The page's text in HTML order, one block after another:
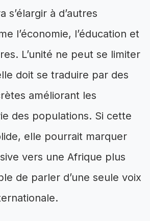
s’élargir à d’autres
l’économie, l’éducation et
L’unité ne peut se limiter
doit se traduire par des
améliorant les
des populations. Si cette
elle pourrait marquer
vers une Afrique plus
de parler d’une seule voix